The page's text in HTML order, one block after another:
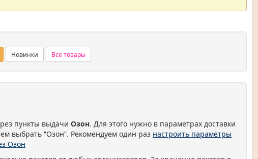
Новинки Все товары
пункты выдачи Озон. Для этого нужно в параметрах доставки
выбрать "Озон". Рекомендуем один раз настроить параметры
Озон